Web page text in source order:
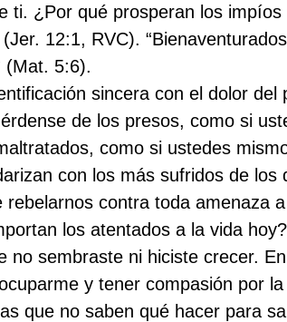
ti. ¿Por qué prosperan los
12:1, RVC).
(Mat. 5:6).
sincera con el dolor del
de los presos, como si
como si ustedes
con los más sufridos de los
contra toda amenaza
los atentados a la vida
no sembraste ni hiciste crecer.
y tener compasión por
que no saben qué hacer para